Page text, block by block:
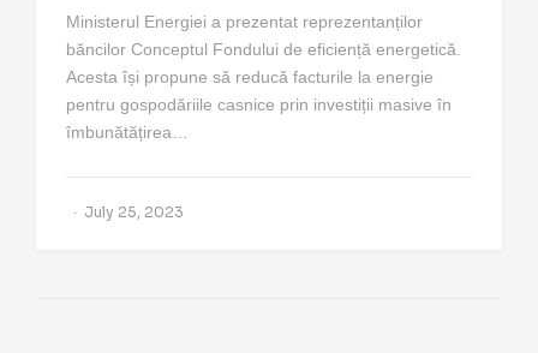
Ministerul Energiei a prezentat reprezentanților
băncilor Conceptul Fondului de eficiență energetică.
Acesta își propune să reducă facturile la energie
pentru gospodăriile casnice prin investiții masive în
îmbunătățirea…
July 25, 2023